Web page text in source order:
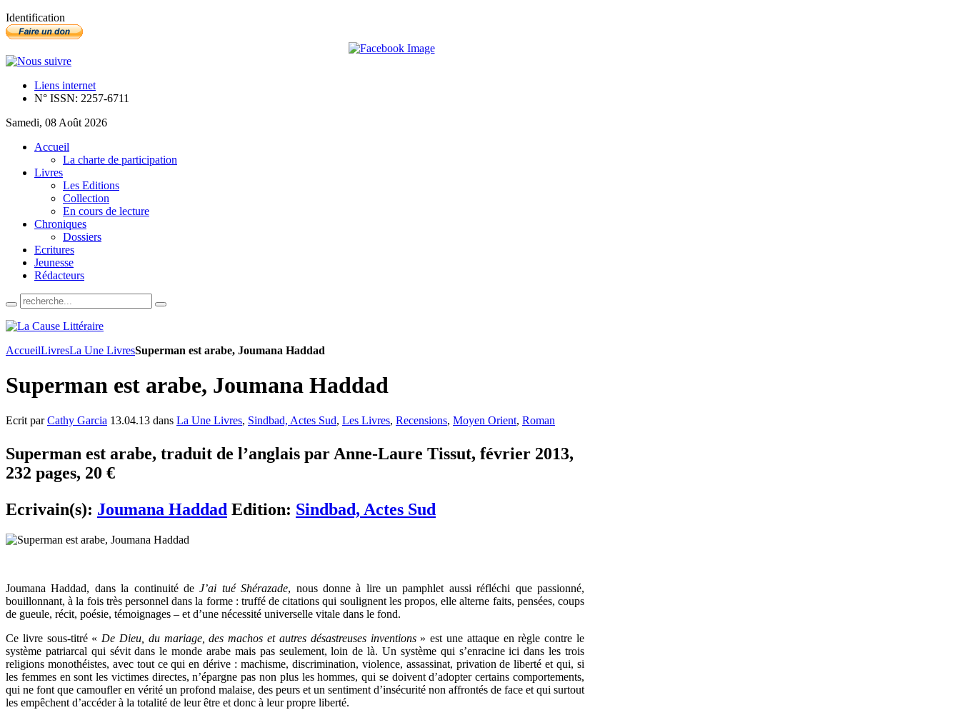
Identification
Liens internet
N° ISSN: 2257-6711
Samedi, 08 Août 2026
Accueil
La charte de participation
Livres
Les Editions
Collection
En cours de lecture
Chroniques
Dossiers
Ecritures
Jeunesse
Rédacteurs
AccueilLivresLa Une LivresSuperman est arabe, Joumana Haddad
Superman est arabe, Joumana Haddad
Ecrit parCathy Garcia 13.04.13 dans La Une Livres, Sindbad, Actes Sud, Les Livres, Recensions, Moyen Orient, Roman
Superman est arabe, traduit de l’anglais par Anne-Laure Tissut, février 2013,
232 pages, 20 €
Ecrivain(s): Joumana Haddad Edition: Sindbad, Actes Sud
Joumana Haddad, dans la continuité deJ’ai tué Shérazade, nous donne à lire un pamphlet aussi réfléchi que passionné,
bouillonnant, à la fois très personnel dans la forme : truffé de citations qui soulignent les propos, elle alterne faits, pensées, coups
de gueule, récit, poésie, témoignages – et d’une nécessité universelle vitale dans le fond.
Ce livre sous-titré « De Dieu, du mariage, des machos et autres désastreuses inventions» est une attaque en règle contre le
système patriarcal qui sévit dans le monde arabe mais pas seulement, loin de là. Un système qui s’enracine ici dans les trois
religions monothéistes, avec tout ce qui en dérive : machisme, discrimination, violence, assassinat, privation de liberté et qui, si
les femmes en sont les victimes directes, n’épargne pas non plus les hommes, qui se doivent d’adopter certains comportements,
qui ne font que camoufler en vérité un profond malaise, des peurs et un sentiment d’insécurité non affrontés de face et qui surtout
les empêchent d’accéder à la totalité de leur être et donc à leur propre liberté.